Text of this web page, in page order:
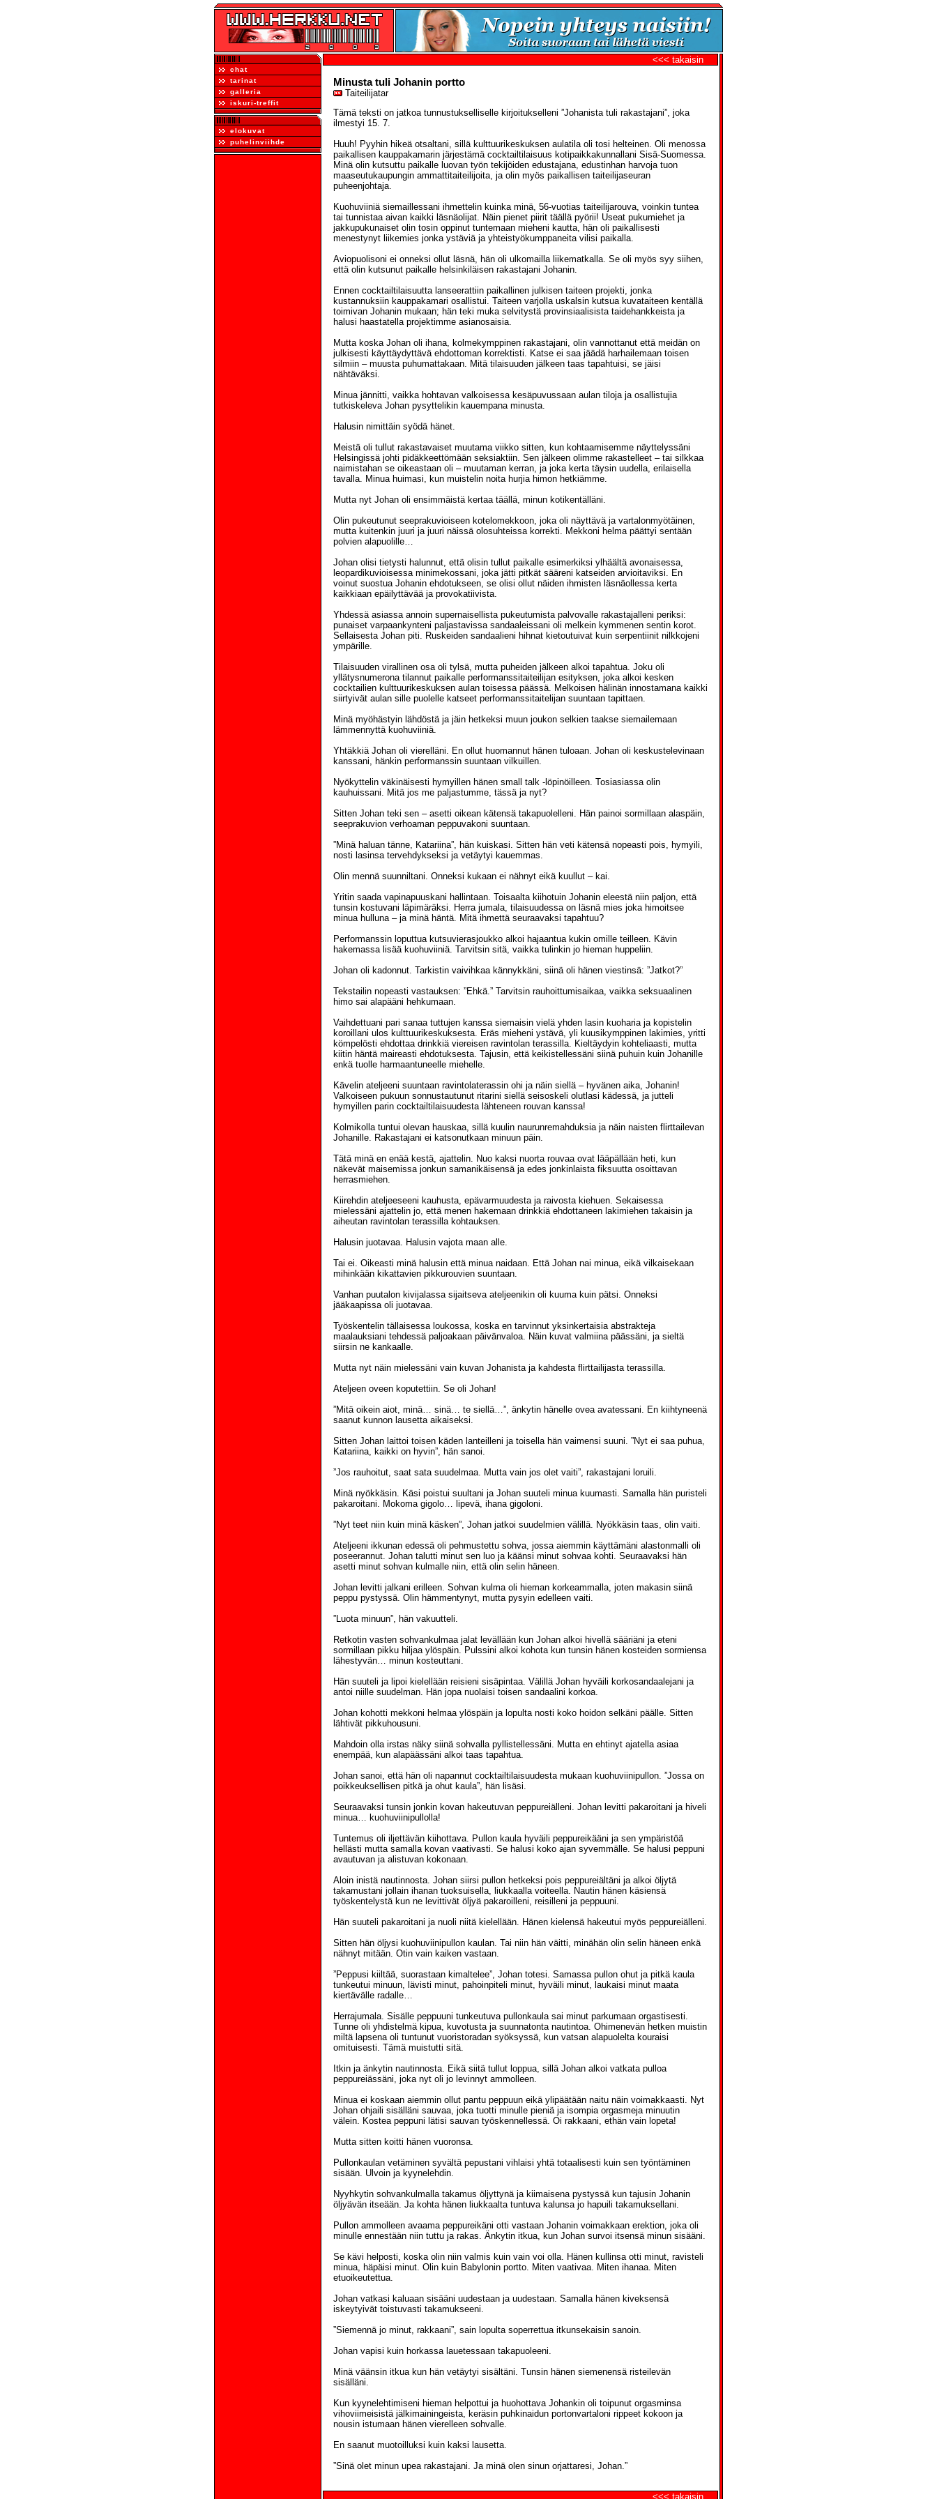
chat
tarinat
galleria
iskuri-treffit
elokuvat
puhelinviihde
<<< takaisin
Minusta tuli Johanin portto
Taiteilijatar
Tämä teksti on jatkoa tunnustukselliselle kirjoitukselleni ”Johanista tuli rakastajani”, joka
ilmestyi 15. 7.
Huuh! Pyyhin hikeä otsaltani, sillä kulttuurikeskuksen aulatila oli tosi helteinen. Oli menossa
paikallisen kauppakamarin järjestämä cocktailtilaisuus kotipaikkakunnallani Sisä-Suomessa.
Minä olin kutsuttu paikalle luovan työn tekijöiden edustajana, edustinhan harvoja tuon
maaseutukaupungin ammattitaiteilijoita, ja olin myös paikallisen taiteilijaseuran
puheenjohtaja.
Kuohuviiniä siemaillessani ihmettelin kuinka minä, 56-vuotias taiteilijarouva, voinkin tuntea
tai tunnistaa aivan kaikki läsnäolijat. Näin pienet piirit täällä pyörii! Useat pukumiehet ja
jakkupukunaiset olin tosin oppinut tuntemaan mieheni kautta, hän oli paikallisesti
menestynyt liikemies jonka ystäviä ja yhteistyökumppaneita vilisi paikalla.
Aviopuolisoni ei onneksi ollut läsnä, hän oli ulkomailla liikematkalla. Se oli myös syy siihen,
että olin kutsunut paikalle helsinkiläisen rakastajani Johanin.
Ennen cocktailtilaisuutta lanseerattiin paikallinen julkisen taiteen projekti, jonka
kustannuksiin kauppakamari osallistui. Taiteen varjolla uskalsin kutsua kuvataiteen kentällä
toimivan Johanin mukaan; hän teki muka selvitystä provinsiaalisista taidehankkeista ja
halusi haastatella projektimme asianosaisia.
Mutta koska Johan oli ihana, kolmekymppinen rakastajani, olin vannottanut että meidän on
julkisesti käyttäydyttävä ehdottoman korrektisti. Katse ei saa jäädä harhailemaan toisen
silmiin – muusta puhumattakaan. Mitä tilaisuuden jälkeen taas tapahtuisi, se jäisi
nähtäväksi.
Minua jännitti, vaikka hohtavan valkoisessa kesäpuvussaan aulan tiloja ja osallistujia
tutkiskeleva Johan pysyttelikin kauempana minusta.
Halusin nimittäin syödä hänet.
Meistä oli tullut rakastavaiset muutama viikko sitten, kun kohtaamisemme näyttelyssäni
Helsingissä johti pidäkkeettömään seksiaktiin. Sen jälkeen olimme rakastelleet – tai silkkaa
naimistahan se oikeastaan oli – muutaman kerran, ja joka kerta täysin uudella, erilaisella
tavalla. Minua huimasi, kun muistelin noita hurjia himon hetkiämme.
Mutta nyt Johan oli ensimmäistä kertaa täällä, minun kotikentälläni.
Olin pukeutunut seeprakuvioiseen kotelomekkoon, joka oli näyttävä ja vartalonmyötäinen,
mutta kuitenkin juuri ja juuri näissä olosuhteissa korrekti. Mekkoni helma päättyi sentään
polvien alapuolille…
Johan olisi tietysti halunnut, että olisin tullut paikalle esimerkiksi ylhäältä avonaisessa,
leopardikuvioisessa minimekossani, joka jätti pitkät sääreni katseiden arvioitaviksi. En
voinut suostua Johanin ehdotukseen, se olisi ollut näiden ihmisten läsnäollessa kerta
kaikkiaan epäilyttävää ja provokatiivista.
Yhdessä asiassa annoin supernaisellista pukeutumista palvovalle rakastajalleni periksi:
punaiset varpaankynteni paljastavissa sandaaleissani oli melkein kymmenen sentin korot.
Sellaisesta Johan piti. Ruskeiden sandaalieni hihnat kietoutuivat kuin serpentiinit nilkkojeni
ympärille.
Tilaisuuden virallinen osa oli tylsä, mutta puheiden jälkeen alkoi tapahtua. Joku oli
yllätysnumerona tilannut paikalle performanssitaiteilijan esityksen, joka alkoi kesken
cocktailien kulttuurikeskuksen aulan toisessa päässä. Melkoisen hälinän innostamana kaikki
siirtyivät aulan sille puolelle katseet performanssitaitelijan suuntaan tapittaen.
Minä myöhästyin lähdöstä ja jäin hetkeksi muun joukon selkien taakse siemailemaan
lämmennyttä kuohuviiniä.
Yhtäkkiä Johan oli vierelläni. En ollut huomannut hänen tuloaan. Johan oli keskustelevinaan
kanssani, hänkin performanssin suuntaan vilkuillen.
Nyökyttelin väkinäisesti hymyillen hänen small talk -löpinöilleen. Tosiasiassa olin
kauhuissani. Mitä jos me paljastumme, tässä ja nyt?
Sitten Johan teki sen – asetti oikean kätensä takapuolelleni. Hän painoi sormillaan alaspäin,
seeprakuvion verhoaman peppuvakoni suuntaan.
”Minä haluan tänne, Katariina”, hän kuiskasi. Sitten hän veti kätensä nopeasti pois, hymyili,
nosti lasinsa tervehdykseksi ja vetäytyi kauemmas.
Olin mennä suunniltani. Onneksi kukaan ei nähnyt eikä kuullut – kai.
Yritin saada vapinapuuskani hallintaan. Toisaalta kiihotuin Johanin eleestä niin paljon, että
tunsin kostuvani läpimäräksi. Herra jumala, tilaisuudessa on läsnä mies joka himoitsee
minua hulluna – ja minä häntä. Mitä ihmettä seuraavaksi tapahtuu?
Performanssin loputtua kutsuvierasjoukko alkoi hajaantua kukin omille teilleen. Kävin
hakemassa lisää kuohuviiniä. Tarvitsin sitä, vaikka tulinkin jo hieman huppeliin.
Johan oli kadonnut. Tarkistin vaivihkaa kännykkäni, siinä oli hänen viestinsä: ”Jatkot?”
Tekstailin nopeasti vastauksen: ”Ehkä.” Tarvitsin rauhoittumisaikaa, vaikka seksuaalinen
himo sai alapääni hehkumaan.
Vaihdettuani pari sanaa tuttujen kanssa siemaisin vielä yhden lasin kuoharia ja kopistelin
koroillani ulos kulttuurikeskuksesta. Eräs mieheni ystävä, yli kuusikymppinen lakimies, yritti
kömpelösti ehdottaa drinkkiä viereisen ravintolan terassilla. Kieltäydyin kohteliaasti, mutta
kiitin häntä maireasti ehdotuksesta. Tajusin, että keikistellessäni siinä puhuin kuin Johanille
enkä tuolle harmaantuneelle miehelle.
Kävelin ateljeeni suuntaan ravintolaterassin ohi ja näin siellä – hyvänen aika, Johanin!
Valkoiseen pukuun sonnustautunut ritarini siellä seisoskeli olutlasi kädessä, ja jutteli
hymyillen parin cocktailtilaisuudesta lähteneen rouvan kanssa!
Kolmikolla tuntui olevan hauskaa, sillä kuulin naurunremahduksia ja näin naisten flirttailevan
Johanille. Rakastajani ei katsonutkaan minuun päin.
Tätä minä en enää kestä, ajattelin. Nuo kaksi nuorta rouvaa ovat lääpällään heti, kun
näkevät maisemissa jonkun samanikäisensä ja edes jonkinlaista fiksuutta osoittavan
herrasmiehen.
Kiirehdin ateljeeseeni kauhusta, epävarmuudesta ja raivosta kiehuen. Sekaisessa
mielessäni ajattelin jo, että menen hakemaan drinkkiä ehdottaneen lakimiehen takaisin ja
aiheutan ravintolan terassilla kohtauksen.
Halusin juotavaa. Halusin vajota maan alle.
Tai ei. Oikeasti minä halusin että minua naidaan. Että Johan nai minua, eikä vilkaisekaan
mihinkään kikattavien pikkurouvien suuntaan.
Vanhan puutalon kivijalassa sijaitseva ateljeenikin oli kuuma kuin pätsi. Onneksi
jääkaapissa oli juotavaa.
Työskentelin tällaisessa loukossa, koska en tarvinnut yksinkertaisia abstrakteja
maalauksiani tehdessä paljoakaan päivänvaloa. Näin kuvat valmiina päässäni, ja sieltä
siirsin ne kankaalle.
Mutta nyt näin mielessäni vain kuvan Johanista ja kahdesta flirttailijasta terassilla.
Ateljeen oveen koputettiin. Se oli Johan!
”Mitä oikein aiot, minä… sinä… te siellä…”, änkytin hänelle ovea avatessani. En kiihtyneenä
saanut kunnon lausetta aikaiseksi.
Sitten Johan laittoi toisen käden lanteilleni ja toisella hän vaimensi suuni. ”Nyt ei saa puhua,
Katariina, kaikki on hyvin”, hän sanoi.
”Jos rauhoitut, saat sata suudelmaa. Mutta vain jos olet vaiti”, rakastajani loruili.
Minä nyökkäsin. Käsi poistui suultani ja Johan suuteli minua kuumasti. Samalla hän puristeli
pakaroitani. Mokoma gigolo… lipevä, ihana gigoloni.
”Nyt teet niin kuin minä käsken”, Johan jatkoi suudelmien välillä. Nyökkäsin taas, olin vaiti.
Ateljeeni ikkunan edessä oli pehmustettu sohva, jossa aiemmin käyttämäni alastonmalli oli
poseerannut. Johan talutti minut sen luo ja käänsi minut sohvaa kohti. Seuraavaksi hän
asetti minut sohvan kulmalle niin, että olin selin häneen.
Johan levitti jalkani erilleen. Sohvan kulma oli hieman korkeammalla, joten makasin siinä
peppu pystyssä. Olin hämmentynyt, mutta pysyin edelleen vaiti.
”Luota minuun”, hän vakuutteli.
Retkotin vasten sohvankulmaa jalat levällään kun Johan alkoi hivellä sääriäni ja eteni
sormillaan pikku hiljaa ylöspäin. Pulssini alkoi kohota kun tunsin hänen kosteiden sormiensa
lähestyvän… minun kosteuttani.
Hän suuteli ja lipoi kielellään reisieni sisäpintaa. Välillä Johan hyväili korkosandaalejani ja
antoi niille suudelman. Hän jopa nuolaisi toisen sandaalini korkoa.
Johan kohotti mekkoni helmaa ylöspäin ja lopulta nosti koko hoidon selkäni päälle. Sitten
lähtivät pikkuhousuni.
Mahdoin olla irstas näky siinä sohvalla pyllistellessäni. Mutta en ehtinyt ajatella asiaa
enempää, kun alapäässäni alkoi taas tapahtua.
Johan sanoi, että hän oli napannut cocktailtilaisuudesta mukaan kuohuviinipullon. ”Jossa on
poikkeuksellisen pitkä ja ohut kaula”, hän lisäsi.
Seuraavaksi tunsin jonkin kovan hakeutuvan peppureiälleni. Johan levitti pakaroitani ja hiveli
minua… kuohuviinipullolla!
Tuntemus oli iljettävän kiihottava. Pullon kaula hyväili peppureikääni ja sen ympäristöä
hellästi mutta samalla kovan vaativasti. Se halusi koko ajan syvemmälle. Se halusi peppuni
avautuvan ja alistuvan kokonaan.
Aloin inistä nautinnosta. Johan siirsi pullon hetkeksi pois peppureiältäni ja alkoi öljytä
takamustani jollain ihanan tuoksuisella, liukkaalla voiteella. Nautin hänen käsiensä
työskentelystä kun ne levittivät öljyä pakaroilleni, reisilleni ja peppuuni.
Hän suuteli pakaroitani ja nuoli niitä kielellään. Hänen kielensä hakeutui myös peppureiälleni.
Sitten hän öljysi kuohuviinipullon kaulan. Tai niin hän väitti, minähän olin selin häneen enkä
nähnyt mitään. Otin vain kaiken vastaan.
”Peppusi kiiltää, suorastaan kimaltelee”, Johan totesi. Samassa pullon ohut ja pitkä kaula
tunkeutui minuun, lävisti minut, pahoinpiteli minut, hyväili minut, laukaisi minut maata
kiertävälle radalle…
Herrajumala. Sisälle peppuuni tunkeutuva pullonkaula sai minut parkumaan orgastisesti.
Tunne oli yhdistelmä kipua, kuvotusta ja suunnatonta nautintoa. Ohimenevän hetken muistin
miltä lapsena oli tuntunut vuoristoradan syöksyssä, kun vatsan alapuolelta kouraisi
omituisesti. Tämä muistutti sitä.
Itkin ja änkytin nautinnosta. Eikä siitä tullut loppua, sillä Johan alkoi vatkata pulloa
peppureiässäni, joka nyt oli jo levinnyt ammolleen.
Minua ei koskaan aiemmin ollut pantu peppuun eikä ylipäätään naitu näin voimakkaasti. Nyt
Johan ohjaili sisälläni sauvaa, joka tuotti minulle pieniä ja isompia orgasmeja minuutin
välein. Kostea peppuni lätisi sauvan työskennellessä. Oi rakkaani, ethän vain lopeta!
Mutta sitten koitti hänen vuoronsa.
Pullonkaulan vetäminen syvältä pepustani vihlaisi yhtä totaalisesti kuin sen työntäminen
sisään. Ulvoin ja kyynelehdin.
Nyyhkytin sohvankulmalla takamus öljyttynä ja kiimaisena pystyssä kun tajusin Johanin
öljyävän itseään. Ja kohta hänen liukkaalta tuntuva kalunsa jo hapuili takamuksellani.
Pullon ammolleen avaama peppureikäni otti vastaan Johanin voimakkaan erektion, joka oli
minulle ennestään niin tuttu ja rakas. Änkytin itkua, kun Johan survoi itsensä minun sisääni.
Se kävi helposti, koska olin niin valmis kuin vain voi olla. Hänen kullinsa otti minut, ravisteli
minua, häpäisi minut. Olin kuin Babylonin portto. Miten vaativaa. Miten ihanaa. Miten
etuoikeutettua.
Johan vatkasi kaluaan sisääni uudestaan ja uudestaan. Samalla hänen kiveksensä
iskeytyivät toistuvasti takamukseeni.
”Siemennä jo minut, rakkaani”, sain lopulta soperrettua itkunsekaisin sanoin.
Johan vapisi kuin horkassa lauetessaan takapuoleeni.
Minä väänsin itkua kun hän vetäytyi sisältäni. Tunsin hänen siemenensä risteilevän
sisälläni.
Kun kyynelehtimiseni hieman helpottui ja huohottava Johankin oli toipunut orgasminsa
vihoviimeisistä jälkimainingeista, keräsin puhkinaidun portonvartaloni rippeet kokoon ja
nousin istumaan hänen vierelleen sohvalle.
En saanut muotoilluksi kuin kaksi lausetta.
”Sinä olet minun upea rakastajani. Ja minä olen sinun orjattaresi, Johan.”
<<< takaisin